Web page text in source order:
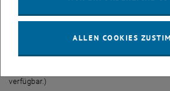
das Geschehen über einenLivestream,
Turniere sind bereits in Planung und bei
Student_in der TU Wien eingeladen
verfügbar.)
ALLEN COOKIES